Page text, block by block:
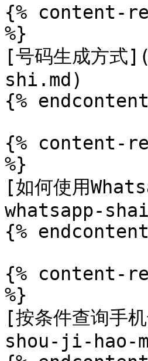
{% content-
%}
[号码生成方
shi.md)
{%
{% content-
%}
[如何使用
whatsapp-
{%
{% content-
%}
[按条件查询
shou-ji-hao-